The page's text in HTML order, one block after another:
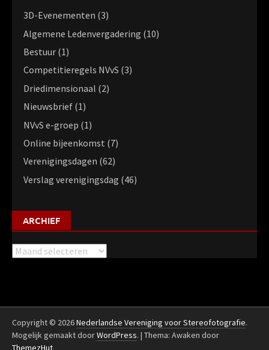
3D-Evenementen (3)
Algemene Ledenvergadering (10)
Bestuur (1)
Competitieregels NVvS (3)
Driedimensionaal (2)
Nieuwsbrief (1)
NVvS e-groep (1)
Online bijeenkomst (7)
Verenigingsdagen (62)
Verslag verenigingsdag (46)
ARCHIEF
Archief
Copyright © 2026Nederlandse Vereniging voor Stereofotografie.
Mogelijk gemaakt doorWordPress. | Thema: Awaken door
ThemezHut.